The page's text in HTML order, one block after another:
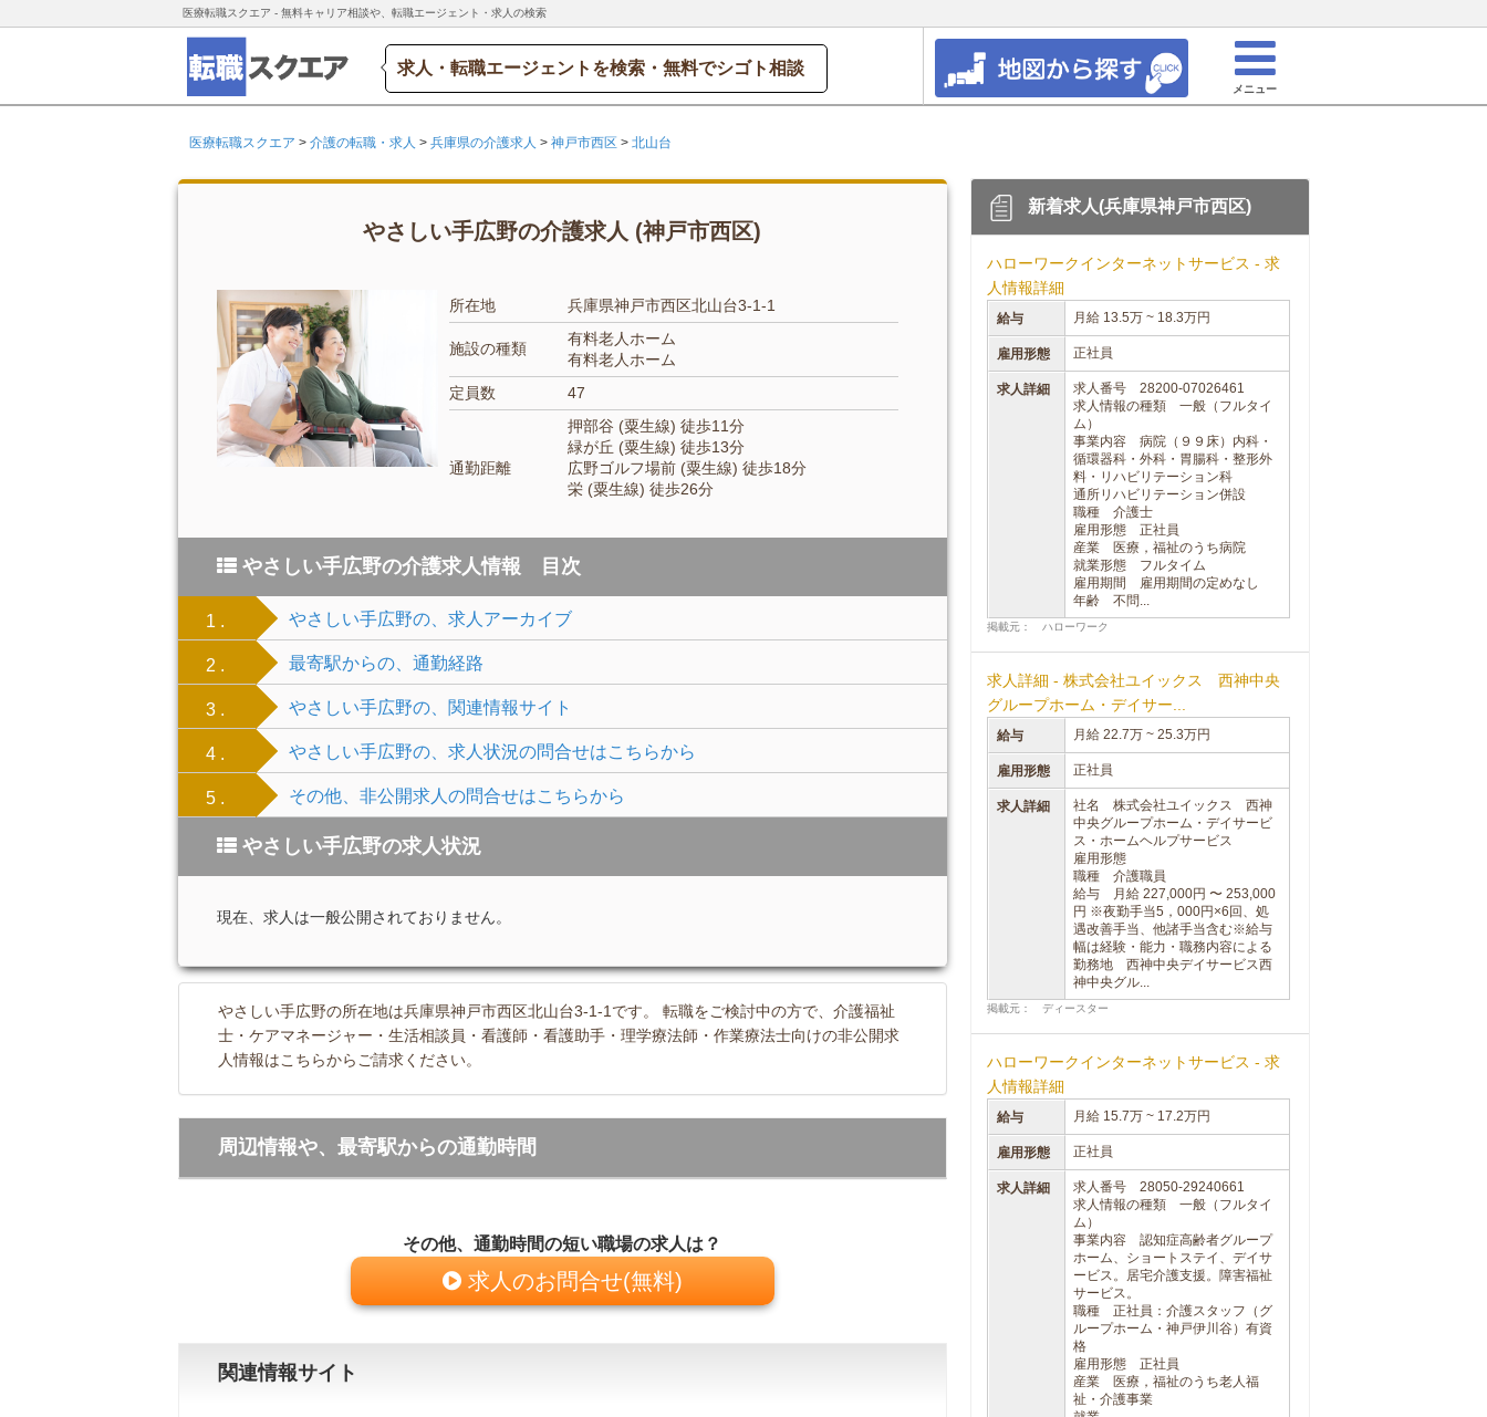
医療転職スクエア - 無料キャリア相談や、転職エージェント・求人の検索
求人・転職エージェントを検索・無料でシゴト相談
メニュー
医療転職スクエア > 介護の転職・求人 > 兵庫県の介護求人 > 神戸市西区 > 北山台
やさしい手広野の介護求人 (神戸市西区)
所在地 兵庫県神戸市西区北山台3-1-1
施設の種類
有料老人ホーム
有料老人ホーム
定員数
47
通勤距離
押部谷 (粟生線) 徒歩11分
緑が丘 (粟生線) 徒歩13分
広野ゴルフ場前 (粟生線) 徒歩18分
栄 (粟生線) 徒歩26分
やさしい手広野の介護求人情報 目次
1 . やさしい手広野の、求人アーカイブ
2 . 最寄駅からの、通勤経路
3 . やさしい手広野の、関連情報サイト
4 . やさしい手広野の、求人状況の問合せはこちらから
5 . その他、非公開求人の問合せはこちらから
やさしい手広野の求人状況
現在、求人は一般公開されておりません。
やさしい手広野の所在地は兵庫県神戸市西区北山台3-1-1です。 転職をご検討中の方で、介護福祉
士・ケアマネージャー・生活相談員・看護師・看護助手・理学療法師・作業療法士向けの非公開求
人情報はこちらからご請求ください。
周辺情報や、最寄駅からの通勤時間
その他、通勤時間の短い職場の求人は？
求人のお問合せ(無料)
関連情報サイト
新着求人(兵庫県神戸市西区)
ハローワークインターネットサービス - 求
人情報詳細
給与 月給 13.5万 ~ 18.3万円
雇用形態 正社員
求人詳細
求人番号 28200-07026461
求人情報の種類 一般（フルタイ
ム）
事業内容 病院（９９床）内科・
循環器科・外科・胃腸科・整形外
料・リハビリテーション科
通所リハビリテーション併設
職種 介護士
雇用形態 正社員
産業 医療，福祉のうち病院
就業形態 フルタイム
雇用期間 雇用期間の定めなし
年齢 不問...
掲載元： ハローワーク
求人詳細 - 株式会社ユイックス 西神中央
グループホーム・デイサー...
給与 月給 22.7万 ~ 25.3万円
雇用形態 正社員
求人詳細
社名 株式会社ユイックス 西神
中央グループホーム・デイサービ
ス・ホームヘルプサービス
雇用形態
職種 介護職員
給与 月給 227,000円 〜 253,000
円 ※夜勤手当5，000円×6回、処
遇改善手当、他諸手当含む※給与
幅は経験・能力・職務内容による
勤務地 西神中央デイサービス西
神中央グル...
掲載元： ディースター
ハローワークインターネットサービス - 求
人情報詳細
給与 月給 15.7万 ~ 17.2万円
雇用形態 正社員
求人詳細
求人番号 28050-29240661
求人情報の種類 一般（フルタイ
ム）
事業内容 認知症高齢者グループ
ホーム、ショートステイ、デイサ
ービス。居宅介護支援。障害福祉
サービス。
職種 正社員：介護スタッフ（グ
ループホーム・神戸伊川谷）有資
格
雇用形態 正社員
産業 医療，福祉のうち老人福
祉・介護事業